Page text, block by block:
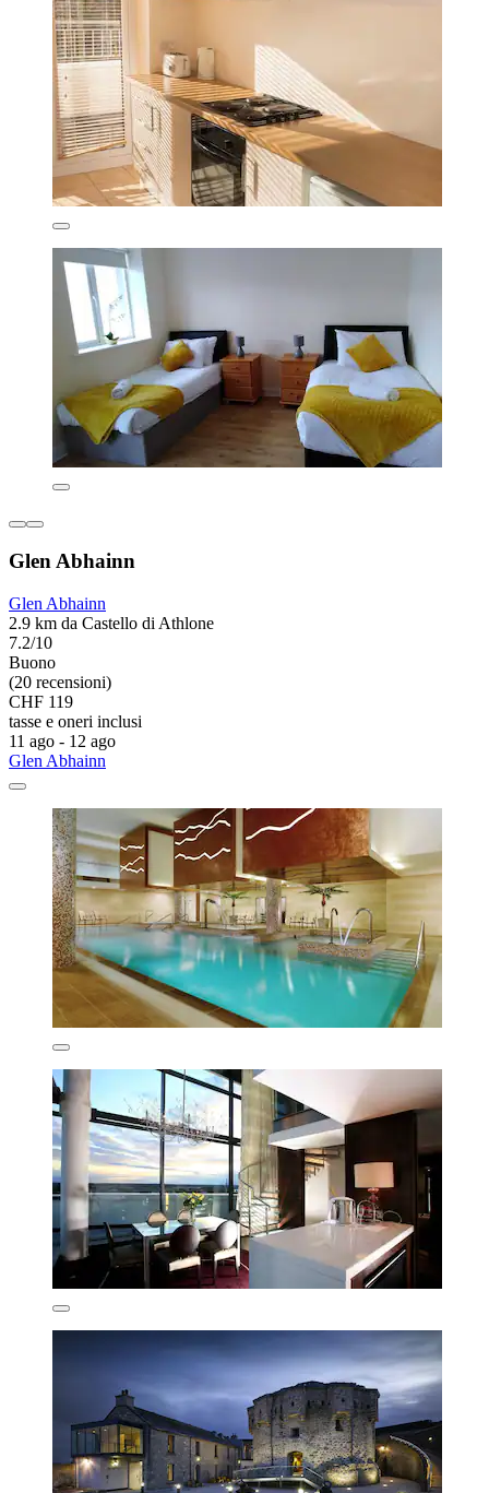
Glen Abhainn
Glen Abhainn
2.9 km da Castello di Athlone
7.2/10
Buono
(20 recensioni)
CHF 119
tasse e oneri inclusi
11 ago - 12 ago
Glen Abhainn